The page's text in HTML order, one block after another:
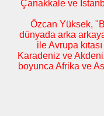
Çanakkale ve
Özcan Yüksek,
dünyada arka
ile Avrupa
Karadeniz ve
boyunca Afrika ve